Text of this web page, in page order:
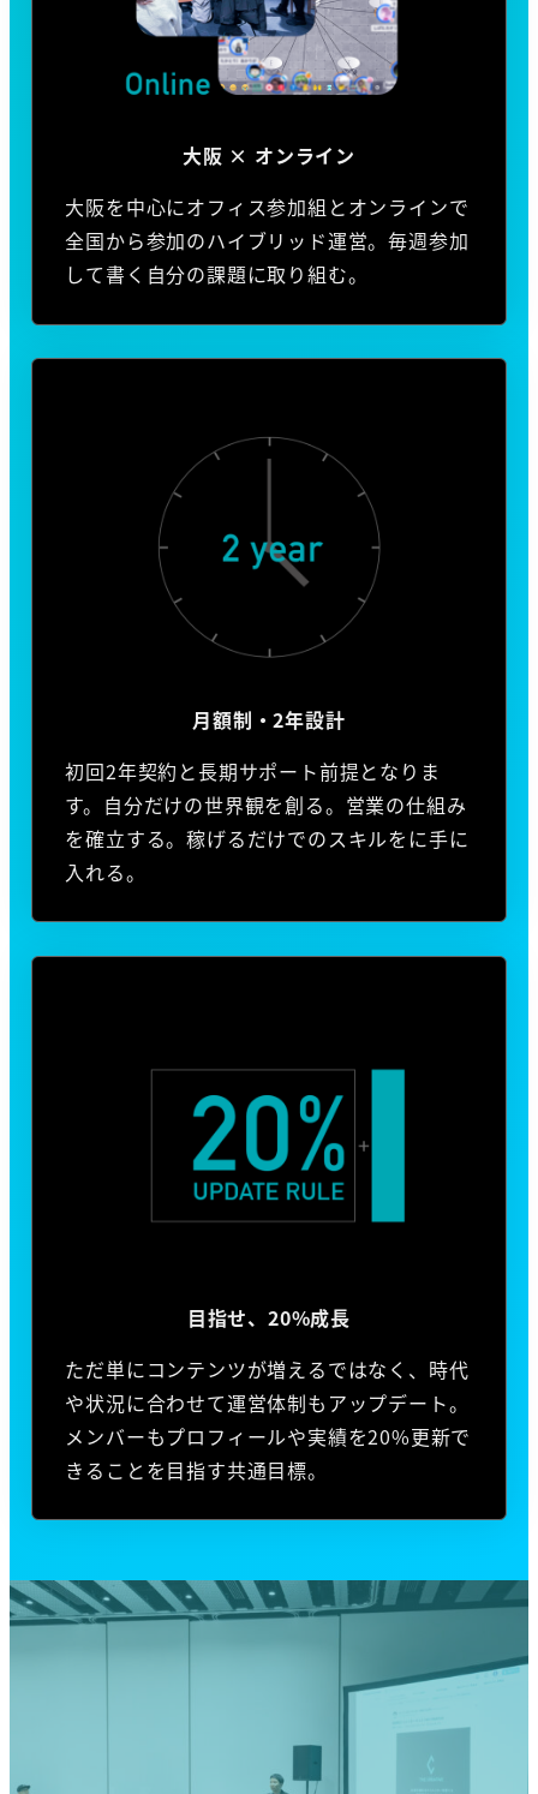
大阪 × オンライン
大阪を中心にオフィス参加組とオンラインで
全国から参加のハイブリッド運営。毎週参加
して書く自分の課題に取り組む。
月額制・2年設計
初回2年契約と長期サポート前提となりま
す。自分だけの世界観を創る。営業の仕組み
を確立する。稼げるだけでのスキルをに手に
入れる。
目指せ、20%成長
ただ単にコンテンツが増えるではなく、時代
や状況に合わせて運営体制もアップデート。
メンバーもプロフィールや実績を20%更新で
きることを目指す共通目標。